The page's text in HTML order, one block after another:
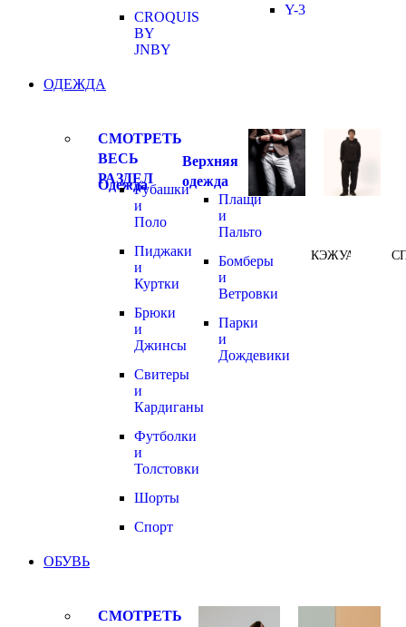
CROQUIS
BY
JNBY
Y-3
ОДЕЖДА
СМОТРЕТЬ
ВЕСЬ
РАЗДЕЛ
ОдеждаРубашки
и
Поло
Пиджаки
и
Куртки
Брюки
и
Джинсы
Свитеры
и
Кардиганы
Футболки
и
Толстовки
Шорты
Спорт
Верхняя
одежда
Плащи
и
Пальто
Бомберы
и
Ветровки
Парки
и
Дождевики
КЭЖУАЛ
ОБУВЬ
СМОТРЕТЬ